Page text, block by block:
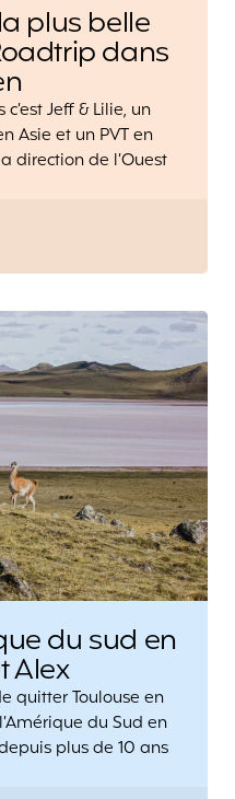
plus belle
dans
Jeff & Lilie, un
Asie et un PVT en
direction de l’Ouest
du sud en
Alex
quitter Toulouse en
du Sud en
plus de 10 ans